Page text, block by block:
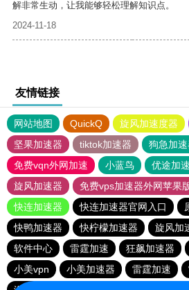
解非常生动，让我能够轻松理解知识点。
2024-11-18
友情链接
网站地图 QuickQ 旋风加速度器
坚果加速器
tiktok加速器
狗急加
免费vqn外网加速
小蓝鸟 优途加
旋风加速器
免费vps加速器外网苹果
快连加速器
快连加速器官网入口
快鸭加速器
快柠檬加速器 旋风加
软件中心
雷霆加速 狂飙加速器
小美vpn
小美加速器 雷霆加速